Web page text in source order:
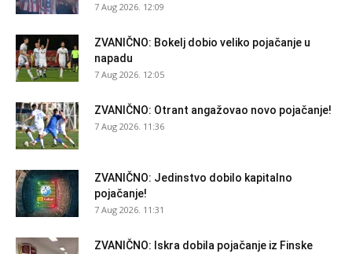
7 Aug 2026. 12:09
ZVANIČNO: Bokelj dobio veliko pojačanje u
napadu
7 Aug 2026. 12:05
ZVANIČNO: Otrant angažovao novo pojačanje!
7 Aug 2026. 11:36
ZVANIČNO: Jedinstvo dobilo kapitalno
pojačanje!
7 Aug 2026. 11:31
ZVANIČNO: Iskra dobila pojačanje iz Finske